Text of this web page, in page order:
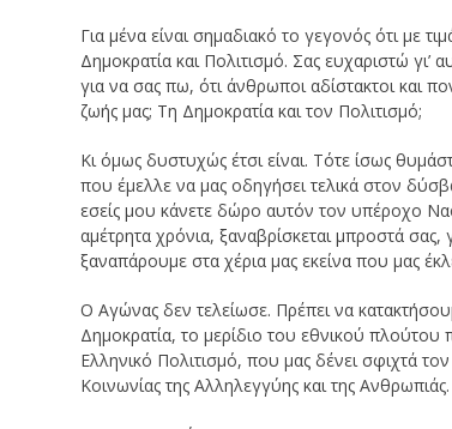
Για μένα είναι σημαδιακό το γεγονός ότι με
Δημοκρατία και Πολιτισμό. Σας ευχαριστώ
για να σας πω, ότι άνθρωποι αδίστακτοι και
ζωής μας; Τη Δημοκρατία και τον Πολιτισμό;
Κι όμως δυστυχώς έτσι είναι. Τότε ίσως
που έμελλε να μας οδηγήσει τελικά στον
εσείς μου κάνετε δώρο αυτόν τον υπέροχο
αμέτρητα χρόνια, ξαναβρίσκεται μπροστά
ξαναπάρουμε στα χέρια μας εκείνα που μας
Ο Αγώνας δεν τελείωσε. Πρέπει να
Δημοκρατία, το μερίδιο του εθνικού
Ελληνικό Πολιτισμό, που μας δένει σφιχτά
Κοινωνίας της Αλληλεγγύης και της